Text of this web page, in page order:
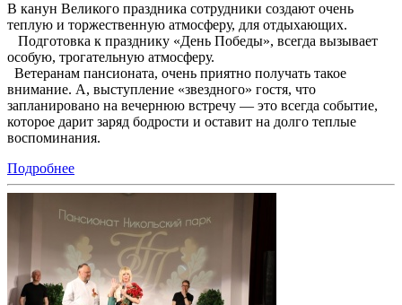
В канун Великого праздника сотрудники создают очень
теплую и торжественную атмосферу, для отдыхающих.
Подготовка к празднику «День Победы», всегда вызывает
особую, трогательную атмосферу.
Ветеранам пансионата, очень приятно получать такое
внимание. А, выступление «звездного» гостя, что
запланировано на вечернюю встречу — это всегда событие,
которое дарит заряд бодрости и оставит на долго теплые
воспоминания.
Подробнее